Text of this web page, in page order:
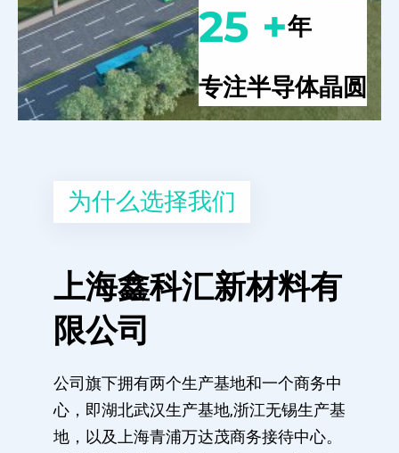
25 +年
专注半导体晶圆
为什么选择我们
上海鑫科汇新材料有
限公司
公司旗下拥有两个生产基地和一个商务中
心，即湖北武汉生产基地,浙江无锡生产基
地，以及上海青浦万达茂商务接待中心。